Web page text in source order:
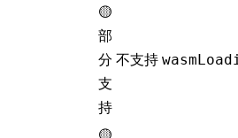
🟡
部
分
支
持
不支持